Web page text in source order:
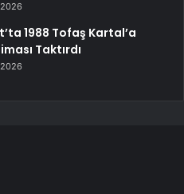
1988 Tofaş Kartal’a
Taktırdı